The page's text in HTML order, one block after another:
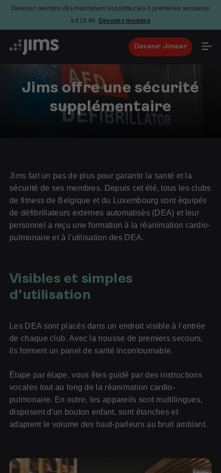
Devenez membre dès maintenant et profitez les 4 premières semaines
à €19.99. Devenez membre
Devenir Jimser
Jims offre une sécurité
supplémentaire
Jims fait un pas de plus pour garantir la santé et la
sécurité de ses membres. Depuis cet été, tous les clubs
de fitness de Belgique et du Luxembourg sont équipés
de défibrillateurs externes automatisés (DEA) et leur
personnel a reçu une formation à la réanimation cardio-
pulmonaire et à l'utilisation des DEA.
Visibles et simples
d'utilisation
Les DEA sont placés dans un endroit visible à l'entrée
de chaque club. Avec la trousse de premiers secours,
ils forment un panel de santé incontournable.
Étape par étape, vous êtes guidé par des instructions
vocales tout au long de la réanimation cardio-
pulmonaire. En outre, les appareils sont multilingues,
disposent d'un bouton enfant, sont étanches et
adaptent le volume des haut-parleurs au bruit ambiant.
Jims pour les entreprises